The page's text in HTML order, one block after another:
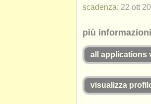
scadenza: 22 ott
più
all applications
visualizza